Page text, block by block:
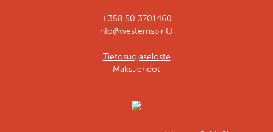
+358 50 3701460
info@westernspirit.fi
Tietosuojaseloste
Maksuehdot